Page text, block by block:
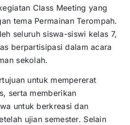
Class Meeting yang
tema Permainan Terompah.
seluruh siswa-siswi kelas 7,
berpartisipasi dalam acara
sekolah.
untuk mempererat
serta memberikan
untuk berkreasi dan
ujian semester. Selain